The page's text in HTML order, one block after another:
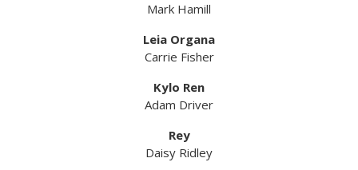
Mark Hamill
Leia Organa
Carrie Fisher
Kylo Ren
Adam Driver
Rey
Daisy Ridley